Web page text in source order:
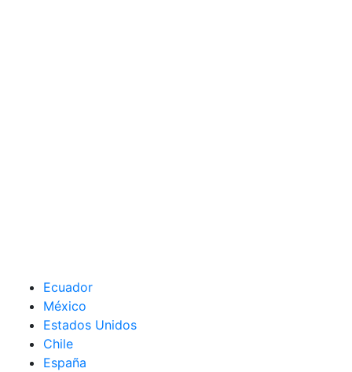
Ecuador
México
Estados Unidos
Chile
España